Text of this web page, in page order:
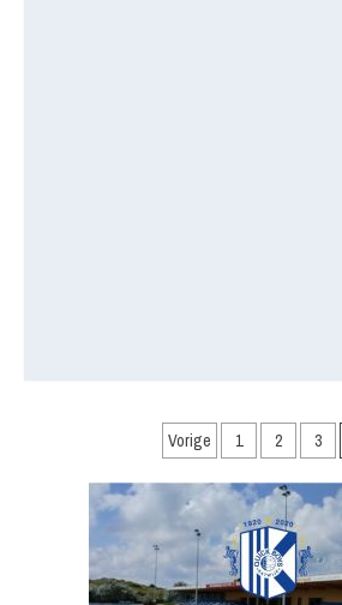
Berichten
paginering
Vorige 1 2 3